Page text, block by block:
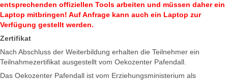
entsprechenden offiziellen Tools arbeiten und müssen daher ein
Laptop mitbringen! Auf Anfrage kann auch ein Laptop zur
Verfügung gestellt werden.
Zertifikat
Nach Abschluss der Weiterbildung erhalten die Teilnehmer ein
Teilnahmezertifikat ausgestellt vom Oekozenter Pafendall.
Das Oekozenter Pafendall ist vom Erziehungsministerium als